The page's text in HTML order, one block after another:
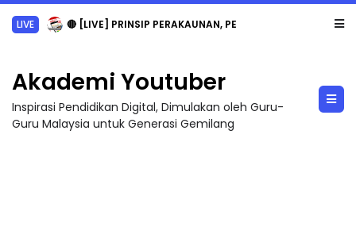
LIVE 🔴 [LIVE] PRINSIP PERAKAUNAN, PECUT SKOR SOALAN 1 TRIAL OLEH CIKGU WAN...
Akademi Youtuber
Inspirasi Pendidikan Digital, Dimulakan oleh Guru-
Guru Malaysia untuk Generasi Gemilang